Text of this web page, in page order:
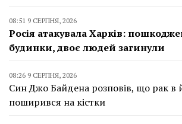
08:51 9 СЕРПНЯ, 2026
Росія атакувала Харків:
будинки, двоє людей загинули
08:26 9 СЕРПНЯ, 2026
Син Джо Байдена розповів, що рак в
поширився на кістки